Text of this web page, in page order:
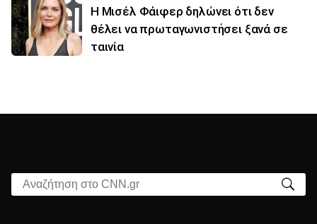
Η Μισέλ Φάιφερ δηλώνει ότι δεν
θέλει να πρωταγωνιστήσει ξανά σε
ταινία
Αναζήτηση στο CNN.gr